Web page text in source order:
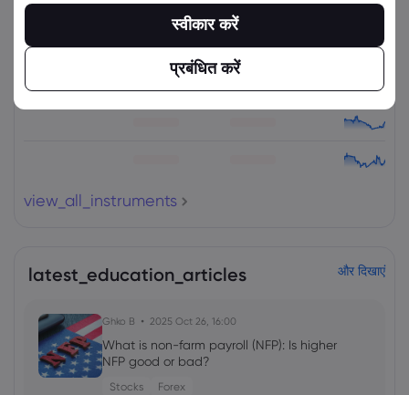
view_all_instruments
latest_education_articles और दिखाएं
Ghko B 2025 Oct 26, 16:00
What is non-farm payroll (NFP): Is higher
NFP good or bad?
Stocks Forex
स्वीकार करें
प्रबंधित करें